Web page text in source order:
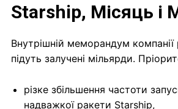
Starship, Місяць і
Внутрішній меморандум
підуть залучені мільярди.
різке збільшення частоти
надважкої ракети Starship,